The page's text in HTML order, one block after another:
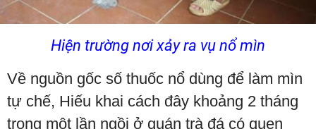
Hiện trường nơi xảy ra vụ nổ mìn
Về nguồn gốc số thuốc nổ dùng để làm mìn
tự chế, Hiếu khai cách đây khoảng 2 tháng
trong một lần ngồi ở quán trà đá có quen